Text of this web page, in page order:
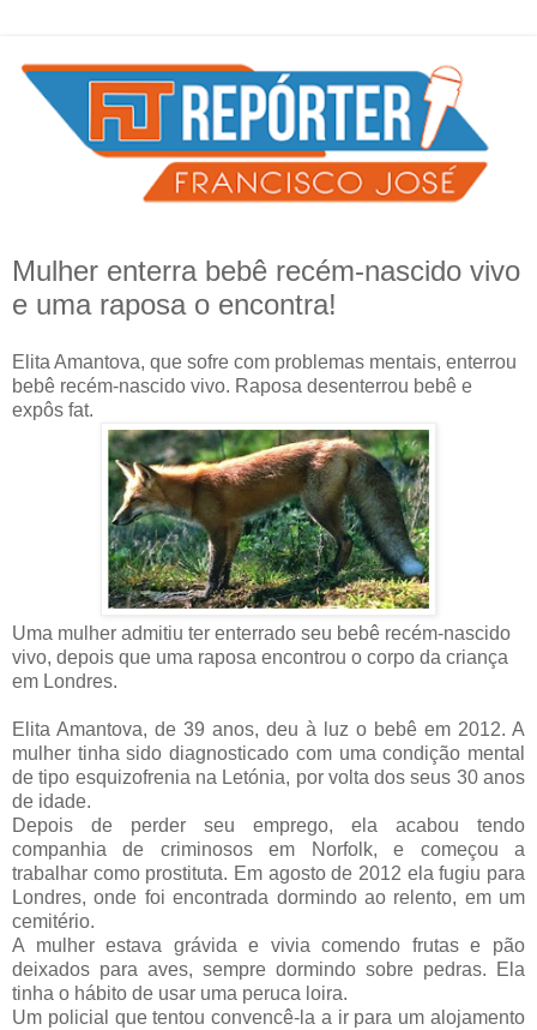
Mulher enterra bebê recém-nascido vivo
e uma raposa o encontra!
Elita Amantova, que sofre com problemas mentais, enterrou
bebê recém-nascido vivo. Raposa desenterrou bebê e
expôs fat.
Uma mulher admitiu ter enterrado seu bebê recém-nascido
vivo, depois que uma raposa encontrou o corpo da criança
em Londres.
Elita Amantova, de 39 anos, deu à luz o bebê em 2012. A
mulher tinha sido diagnosticado com uma condição mental
de tipo esquizofrenia na Letónia, por volta dos seus 30 anos
de idade.
Depois de perder seu emprego, ela acabou tendo
companhia de criminosos em Norfolk, e começou a
trabalhar como prostituta. Em agosto de 2012 ela fugiu para
Londres, onde foi encontrada dormindo ao relento, em um
cemitério.
A mulher estava grávida e vivia comendo frutas e pão
deixados para aves, sempre dormindo sobre pedras. Ela
tinha o hábito de usar uma peruca loira.
Um policial que tentou convencê-la a ir para um alojamento